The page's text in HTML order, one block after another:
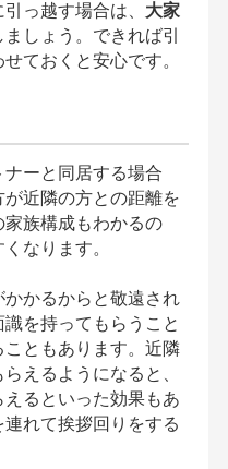
っ越す場合は、 大家
しょう。できれば引
ておくと安心です。
ーと同居する場合
近隣の方との距離を
族構成もわかるの
なります。
かるからと敬遠され
を持ってもらうこと
ともあります。近隣
えるようになると、
るといった効果もあ
れて挨拶回りをする